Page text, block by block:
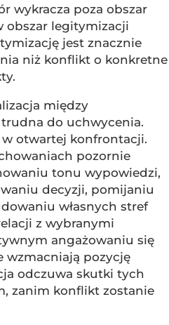
wykracza poza obszar
obszar legitymizacji
jest znacznie
niż konflikt o konkretne
między
do uchwycenia.
otwartej konfrontacji.
pozornie
tonu wypowiedzi,
decyzji, pomijaniu
własnych stref
z wybranymi
angażowaniu się
wzmacniają pozycję
odczuwa skutki tych
zanim konflikt zostanie